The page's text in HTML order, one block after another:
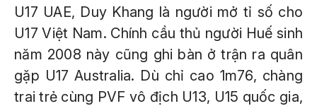
U17 UAE, Duy Khang là người mở tỉ số cho
U17 Việt Nam. Chính cầu thủ người Huế sinh
năm 2008 này cũng ghi bàn ở trận ra quân
gặp U17 Australia. Dù chỉ cao 1m76, chàng
trai trẻ cùng PVF vô địch U13, U15 quốc gia,